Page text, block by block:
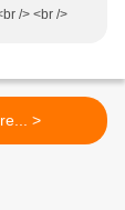
/> <br />
A vendre... >